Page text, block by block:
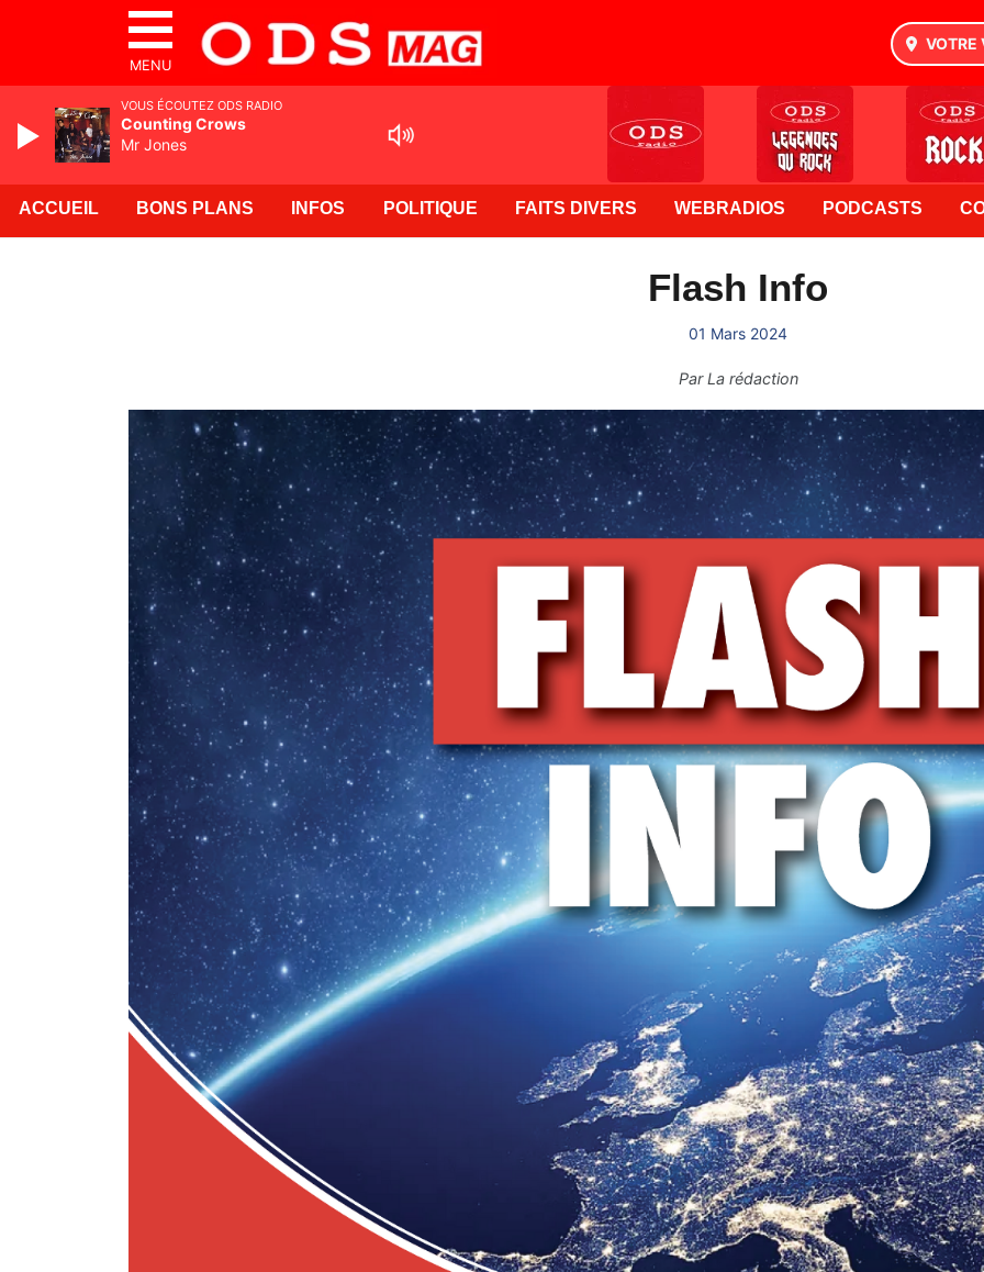
MENU
VOTRE
ACCUEIL BONS PLANS INFOS POLITIQUE FAITS DIVERS WEBRADIOS PODCASTS
Flash Info
01 Mars 2024
ParLa rédaction
VOUS ÉCOUTEZ ODS RADIO
Counting Crows
Mr Jones